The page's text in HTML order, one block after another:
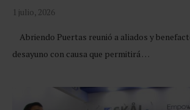
1 julio, 2026
Abriendo Puertas reunió a aliados y
desayuno con causa que permitirá …